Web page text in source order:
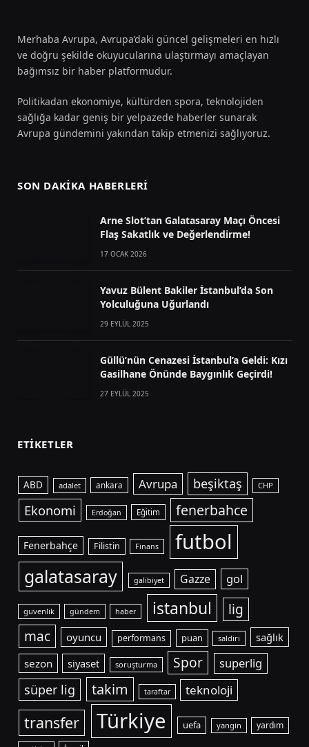
Merhaba Avrupa, Avrupa’daki güncel gelişmeleri en hızlı
ve doğru şekilde okuyucularına ulaştırmayı amaçlayan
bağımsız bir haber platformudur.
Politikadan ekonomiye, kültürden spora, teknolojiden
sağlığa kadar geniş bir yelpazede haberler sunarak
Avrupa gündemini yakından takip etmenizi sağlıyoruz.
SON DAKIKA HABERLERI
Arne Slot’tan Galatasaray Maçı Öncesi
Flaş Sakatlık ve Değerlendirme!
17 OCAK 2026
Yavuz Bülent Bakiler İstanbul’da Son
Yolculuğuna Uğurlandı
29 EYLÜL 2025
Güllü’nün Cenazesi İstanbul’a Geldi: Kızı
Gasilhane Önünde Baygınlık Geçirdi!
27 EYLÜL 2025
ETIKETLER
ABD adalet ankara Avrupa beşiktaş CHP
Ekonomi Erdoğan Eğitim fenerbahce
Fenerbahçe Filistin Finans futbol
galatasaray galibiyet Gazze gol
guvenlik gündem haber istanbul
lig
mac
oyuncu performans puan saldiri
sağlık
sezon
siyaset soruşturma Spor superlig
süper lig takim taraftar teknoloji
transfer Türkiye uefa yangin yardım